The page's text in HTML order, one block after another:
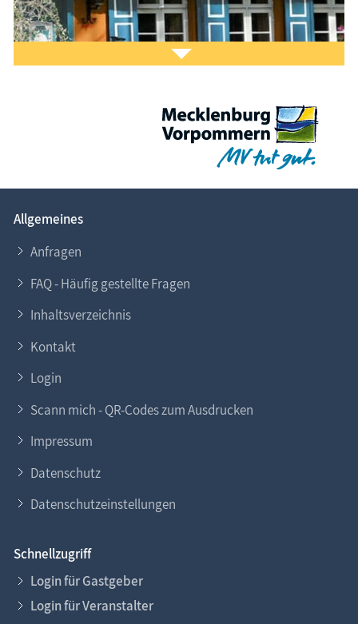
Laden Sie sich ein Stück Urlaub mit demFischland-
Darß-Zingst-Kalenderauf den Bildschirm.
Sie möchten
präsentieren?
Gern helfen wir Ihnen dabei. Nehmen Sie
uns auf. Lesen Sie auch unsere
Gastgeber.
Allgemeines
Anfragen
FAQ - Häufig gestellte Fragen
Inhaltsverzeichnis
Kontakt
Login
Scann mich - QR-Codes zum Ausdrucken
Impressum
Datenschutz
Datenschutzeinstellungen
Schnellzugriff
Login für Gastgeber
Login für Veranstalter